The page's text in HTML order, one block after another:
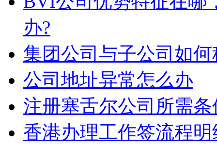
办?
集团公司与子公司如
公司地址异常怎么办
注册塞舌尔公司所需
香港办理工作签流程